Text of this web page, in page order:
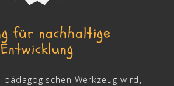
für nachhaltige
Entwicklung
Werkzeug wird,